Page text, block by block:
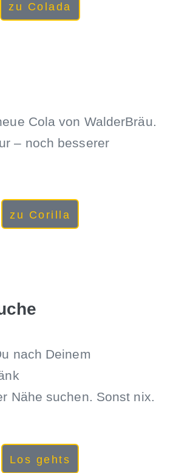
zu Colada
Cola von WalderBräu.
– noch besserer
zu Corilla
nach Deinem
Nähe suchen. Sonst nix.
Los gehts